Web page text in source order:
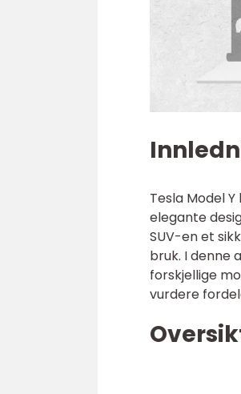
Tesla Model
elegante
SUV-en et
bruk. I denne
forskjellige
vurdere